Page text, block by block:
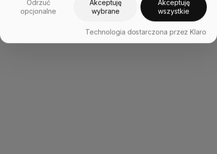
Odrzuć
opcjonalne
Akceptuję
wybrane
Akceptuję
wszystkie
Technologia dostarczona przez Klaro